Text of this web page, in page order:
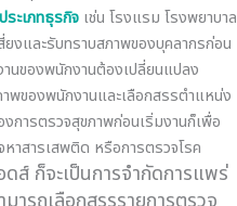
ะเภทธุรกิจ เช่น โรงแรม โรงพยาบาล
งและรับทราบสภาพของบุคลากรก่อน
านของพนักงานต้องเปลี่ยนแปลง
พของพนักงานและเลือกสรรตำแหน่ง
การตรวจสุขภาพก่อนเริ่มงานก็เพื่อ
าสารเสพติด หรือการตรวจโรค
ดส์ ก็จะเป็นการจำกัดการแพร่